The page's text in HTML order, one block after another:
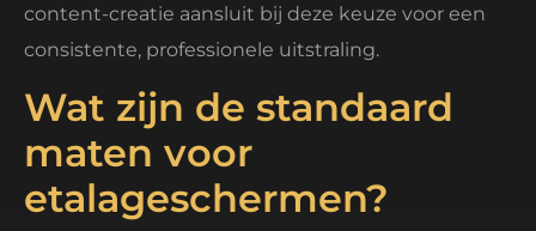
content-creatie aansluit bij deze keuze voor een
consistente, professionele uitstraling.
Wat zijn de standaard
maten voor
etalageschermen?